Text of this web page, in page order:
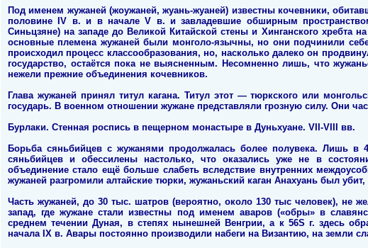
Под именем жужаней (жоужаней, жуань-жуаней) известны кочевники,
половине IV в. и в начале V в. и завладевшие обширным
Синьцзяне) на западе до Великой Китайской стены и Хинганского хребта
основные племена жужаней были монголо-язычны, но они подчинили
происходил процесс классообразования, но, насколько далеко он
государство, остаётся пока не выясненным. Несомненно лишь, что
нежели прежние объединения кочевников.
Глава жужаней принял титул кагана. Титул этот — тюркского или
государь. В военном отношении жужане представляли грозную силу. Они
Бурлаки. Стенная роспись в пещерном монастыре в Дуньхуане. VII-VIII вв.
Борьба сяньбийцев с жужанями продолжалась более полувека. Лишь в
сяньбийцев и обессилены настолько, что оказались уже не в
объединение стало ещё больше слабеть вследствие внутренних
жужаней разгромили алтайские тюрки, жужаньский каган Анахуань был
Часть жужаней, до 30 тыс. шатров (вероятно, около 130 тыс человек), не
запад, где жужане стали известны под именем аваров («обры» в
среднем течении Дуная, в степях нынешней Венгрии, а к 56S г. здесь
начала IX в. Авары постоянно производили набеги на Византию, на земли